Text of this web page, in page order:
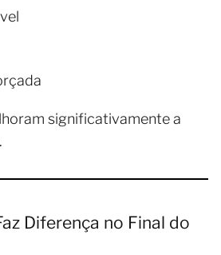
significativamente a
Diferença no Final do